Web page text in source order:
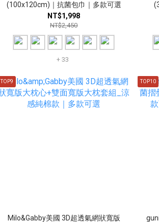
(100x120cm)｜抗菌包巾｜多款可選
NT$1,998
NT$2,450
+ 33
TOP9
Milo&Gabby美國 3D超透氣網狀寬版
TOP10